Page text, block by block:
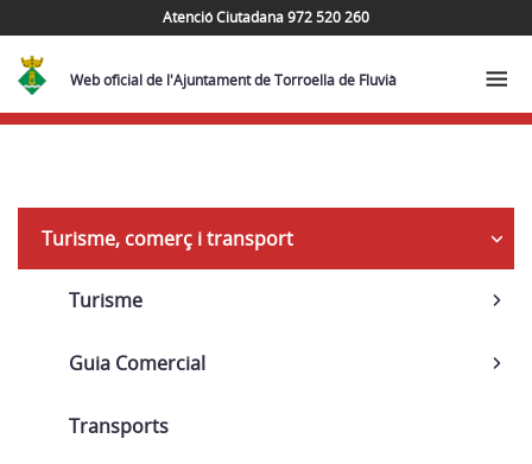
Atenció Ciutadana 972 520 260
Web oficial de l'Ajuntament de Torroella de Fluvià
Navega
Turisme, comerç i transport
Turisme
Guia Comercial
Transports